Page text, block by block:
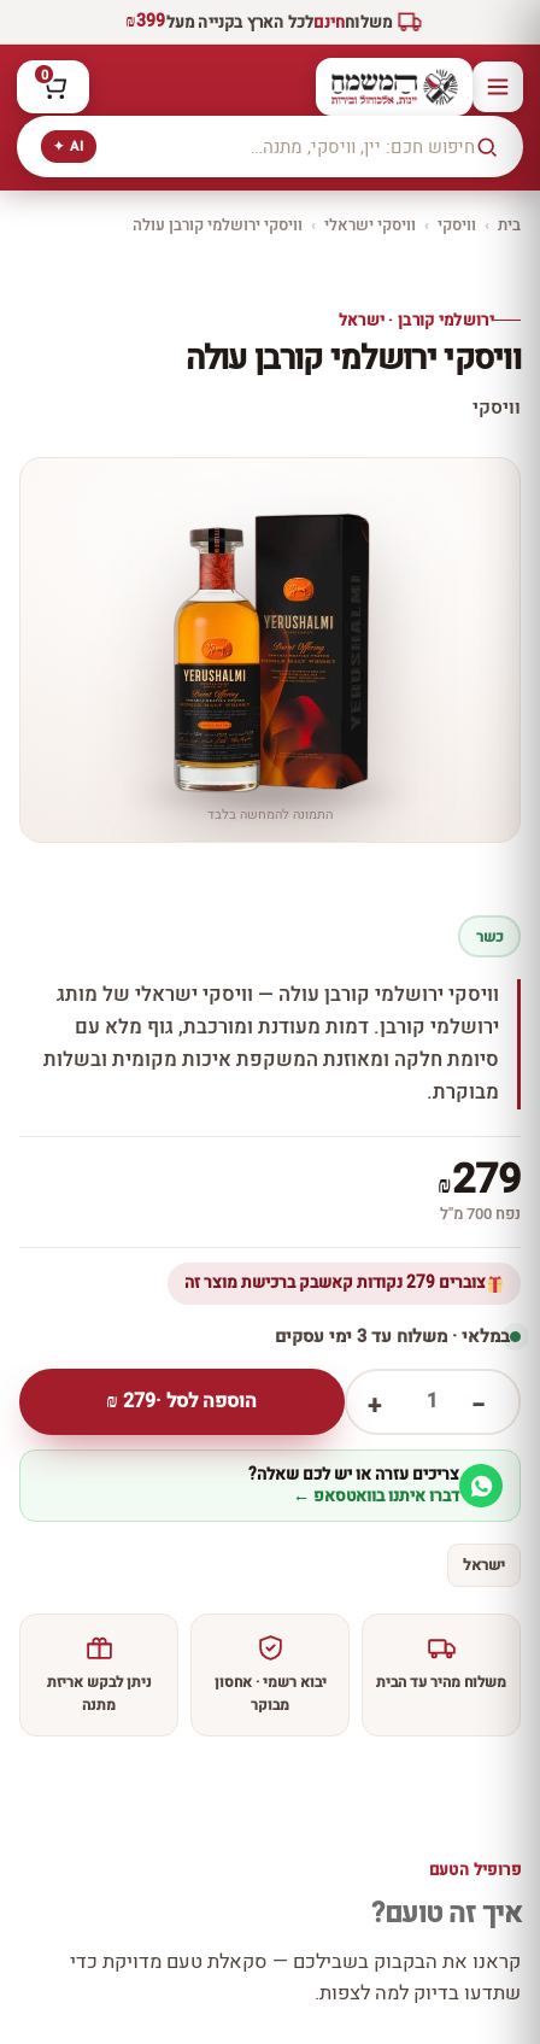
משלוחחינםלכל הארץ בקנייה מעל₪399
AI ✦
0
בית › וויסקי › וויסקי ישראלי › וויסקי ירושלמי קורבן עולה
10% הנחה
עכשיו ב-10% הנחה
ירושלמי קורבן · ישראל
וויסקי ירושלמי קורבן עולה
וויסקי
התמונה להמחשה בלבד
כשר
וויסקי ירושלמי קורבן עולה — וויסקי ישראלי של מותג
ירושלמי קורבן. דמות מעודנת ומורכבת, גוף מלא עם
סיומת חלקה ומאוזנת המשקפת איכות מקומית ובשלות
מבוקרת.
₪279
נפח 700 מ''ל
צוברים 279 נקודות קאשבק ברכישת מוצר זה
במלאי · משלוח עד 3 ימי עסקים
−
1
+ הוספה לסל ·279
₪
צריכים עזרה או יש לכם שאלה?
דברו איתנו בוואטסאפ ←
ישראל
משלוח מהיר עד הבית
יבוא רשמי · אחסון
מבוקר
ניתן לבקש אריזת
מתנה
פרופיל הטעם
איך זה טועם?
קראנו את הבקבוק בשבילכם — סקאלת טעם מדויקת כדי
שתדעו בדיוק למה לצפות.